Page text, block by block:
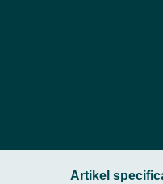
Artikel